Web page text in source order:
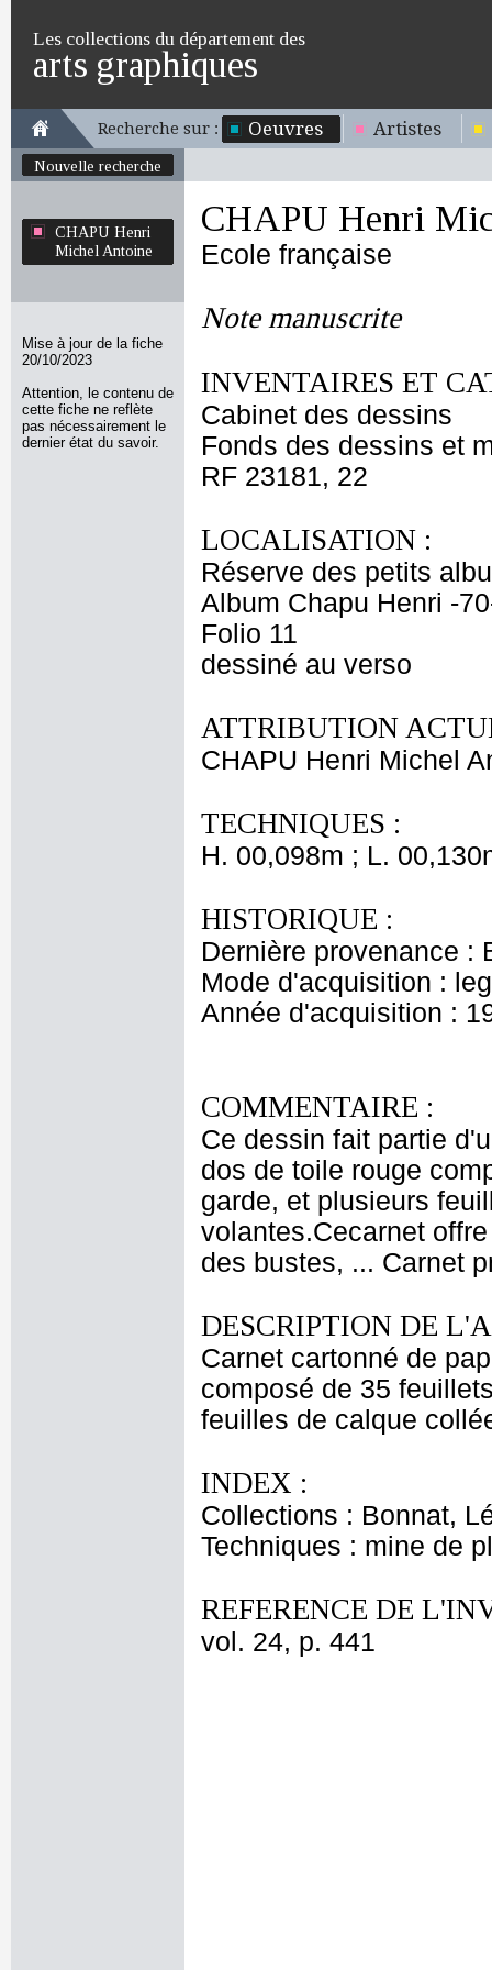
Les collections du département des
arts graphiques
Recherche sur : Oeuvres Artistes
Nouvelle recherche
CHAPU Henri
Michel Antoine
Mise à jour de la fiche
20/10/2023
Attention, le contenu de
cette fiche ne reflète
pas nécessairement le
dernier état du savoir.
CHAPU Henri
Ecole française
Note manuscrite
INVENTAIRES ET
Cabinet des dessins
Fonds des dessins et
RF 23181, 22
LOCALISATION :
Réserve des petits
Album Chapu Henri -
Folio 11
dessiné au verso
ATTRIBUTION
CHAPU Henri Michel
TECHNIQUES :
H. 00,098m ; L.
HISTORIQUE :
Dernière provenance :
Mode d'acquisition :
Année d'acquisition :
COMMENTAIRE :
Ce dessin fait partie
dos de toile rouge
garde, et plusieurs
volantes.Cecarnet
des bustes, ... Carnet
DESCRIPTION DE
Carnet cartonné de
composé de 35
feuilles de calque
INDEX :
Collections : Bonnat,
Techniques : mine de
REFERENCE DE
vol. 24, p. 441